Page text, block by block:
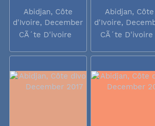
Abidjan, Côte
d'Ivoire, December
2017
CÃ´te D'ivoire
Abidjan, Côte
d'Ivoire,
2017
CÃ´te D'ivoire